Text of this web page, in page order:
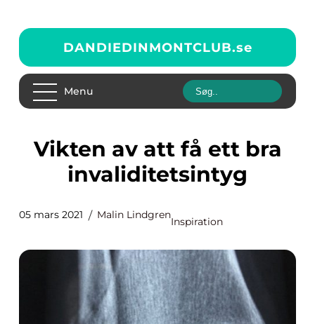
DANDIEDINMONTCLUB.se
Menu
Vikten av att få ett bra
invaliditetsintyg
05 mars 2021 Malin Lindgren
Inspiration